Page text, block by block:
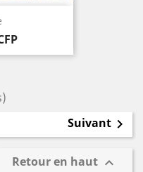
Suivant 
Retour en haut 